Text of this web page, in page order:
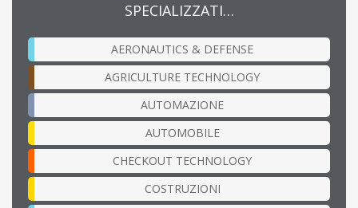
SPECIALIZZATI…
AERONAUTICS & DEFENSE
AGRICULTURE TECHNOLOGY
AUTOMAZIONE
AUTOMOBILE
CHECKOUT TECHNOLOGY
COSTRUZIONI